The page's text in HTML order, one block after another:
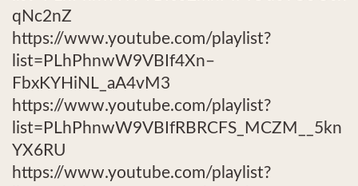
qNc2nZ
https://www.youtube.com/playlist?
list=PLhPhnwW9VBIf4Xn–
FbxKYHiNL_aA4vM3
https://www.youtube.com/playlist?
list=PLhPhnwW9VBIfRBRCFS_MCZM__5kn
YX6RU
https://www.youtube.com/playlist?